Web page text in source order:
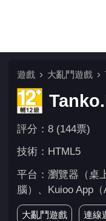
遊戲 大亂鬥遊戲
評分：8 (144票)
技術：HTML5
平台：瀏覽器（桌
腦）、Kuioo App（
大亂鬥遊戲 連線